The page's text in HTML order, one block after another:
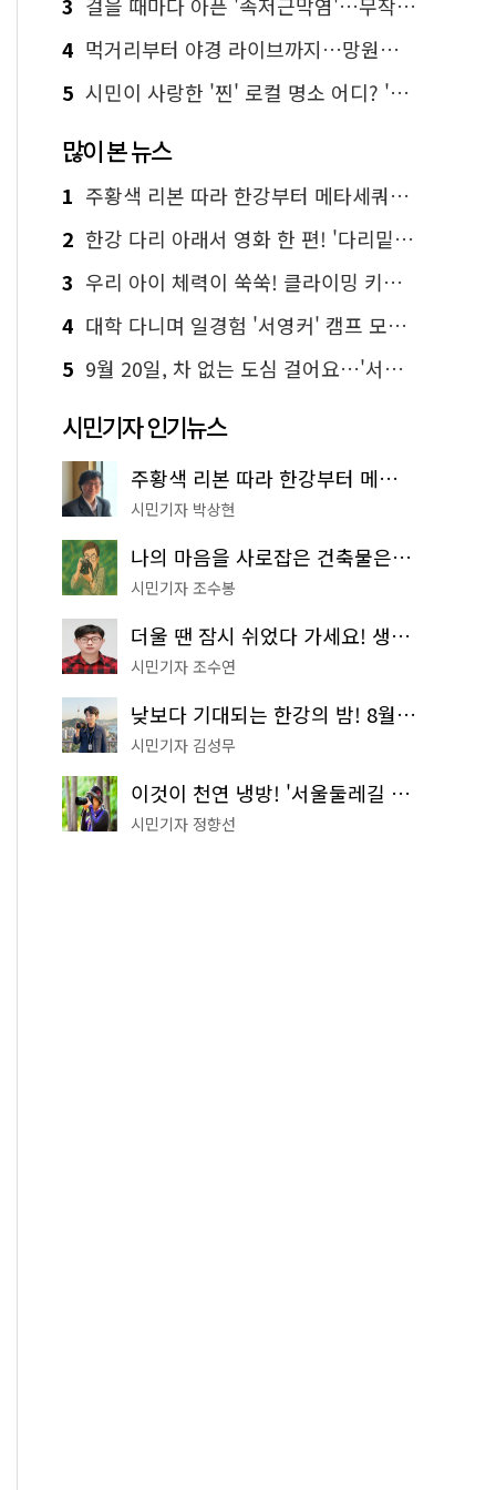
4 먹거리부터 야경 라이브까지…망원한강공원 알짜 코스
5 시민이 사랑한 '찐' 로컬 명소 어디? '서울에디션25' 추천 코스
많이 본 뉴스
1 주황색 리본 따라 한강부터 메타세쿼이아 숲길까지…서울둘레길 15코스
2 한강 다리 아래서 영화 한 편! '다리밑 영화관' 무료 상영
3 우리 아이 체력이 쑥쑥! 클라이밍 키즈카페·어린이 체력장
4 대학 다니며 일경험 '서영커' 캠프 모집…전액 무료
5 9월 20일, 차 없는 도심 걸어요…'서울 걷자 페스티벌' 선착순 5천명
시민기자 인기뉴스
주황색 리본 따라 한강부터 메타세쿼이아 숲길까지…서울둘레길 15코스
시민기자 박상현
나의 마음을 사로잡은 건축물은? '서울시 건축상' 수상작 공개!
시민기자 조수봉
더울 땐 잠시 쉬었다 가세요! 생수 냉장고부터 해피소·무더위쉼터까지
시민기자 조수연
낮보다 기대되는 한강의 밤! 8월 한정 무료 '한강 밤핑' 예약은?
시민기자 김성무
이것이 천연 냉방! '서울둘레길 9코스'로 숲속 피서 떠나볼까
시민기자 정향선